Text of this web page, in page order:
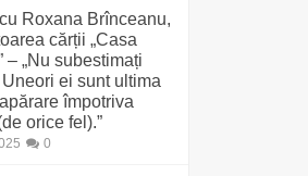
Roxana Brînceanu,
cărții „Casa
– „Nu subestimați
ei sunt ultima
împotriva
orice fel).”
0